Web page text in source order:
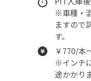
※車種・
ますので
す。
￥770/本
※インチ
途かかり